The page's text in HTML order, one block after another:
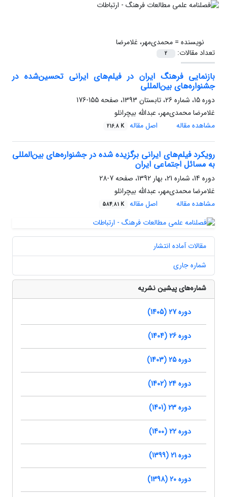
نویسنده =محمدی‌مهر، غلامرضا
تعداد مقالات:
2
بازنمایی فرهنگ ایران در فیلم‌های ایرانی تحسین‌شده در
جشنواره‌های بین‌المللی
دوره 15، شماره 26، تابستان 1393، صفحه
155-176
غلامرضا محمدی‌مهر، عبدالله بیچرانلو
مشاهده مقاله
اصل مقاله 216.8 K
رویکرد فیلم‌های ایرانی برگزیده‌ شده در جشنواره‌های بین‌المللی
به مسائل اجتماعی ایران
دوره 14، شماره 21، بهار 1392، صفحه
7-28
غلامرضا محمدی‌مهر، عبدالله بیچرانلو
مشاهده مقاله
اصل مقاله 584.81 K
مقالات آماده انتشار
شماره جاری
شماره‌های پیشین نشریه
دوره 27 (1405)
دوره 26 (1404)
دوره 25 (1403)
دوره 24 (1402)
دوره 23 (1401)
دوره 22 (1400)
دوره 21 (1399)
دوره 20 (1398)